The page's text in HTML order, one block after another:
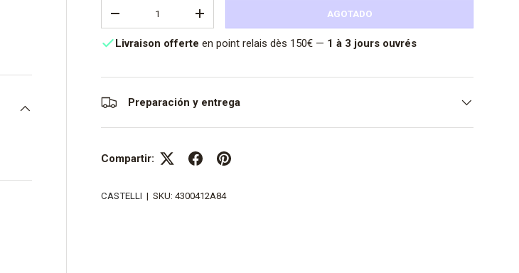
DISMINUIR CANTIDADAUMENTAR LA CANTIDAD AGOTADO
Livraison offerte en point relais dès 150€ — 1 à 3 jours ouvrés
Preparación y entrega
Compartir:
CASTELLI |SKU: 4300412A84